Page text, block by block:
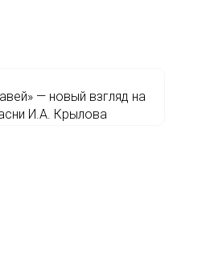
— новый взгляд на
И.А. Крылова